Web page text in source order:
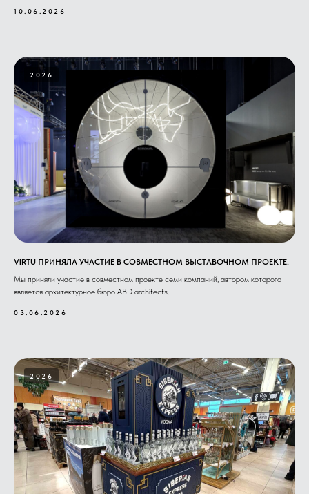
10.06.2026
2026
VIRTU ПРИНЯЛА УЧАСТИЕ В СОВМЕСТНОМ ВЫСТАВОЧНОМ ПРОЕКТЕ.
Мы приняли участие в совместном проекте семи компаний, автором которого
является архитектурное бюро ABD architects.
03.06.2026
2026